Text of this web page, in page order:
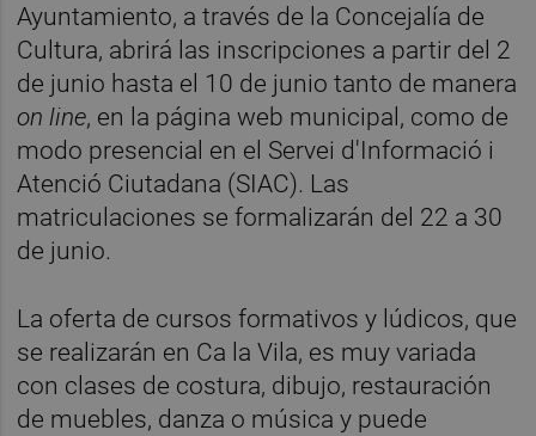
Ayuntamiento, a través de la Concejalía de
Cultura, abrirá las inscripciones a partir del 2
de junio hasta el 10 de junio tanto de manera
on line, en la página web municipal, como de
modo presencial en el Servei d'Informació i
Atenció Ciutadana (SIAC). Las
matriculaciones se formalizarán del 22 a 30
de junio.
La oferta de cursos formativos y lúdicos, que
se realizarán en Ca la Vila, es muy variada
con clases de costura, dibujo, restauración
de muebles, danza o música y puede